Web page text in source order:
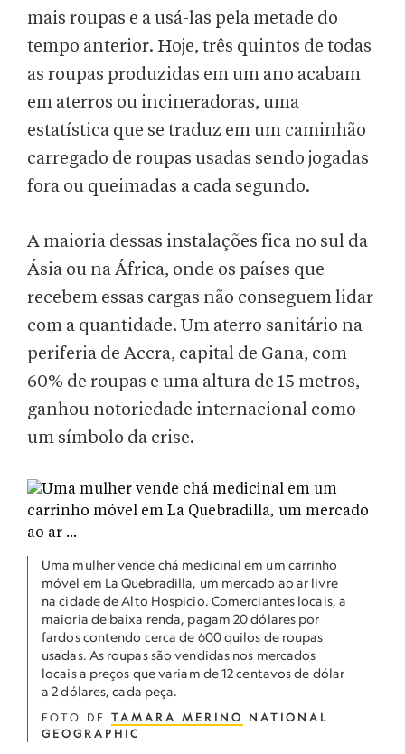
mais roupas e a usá-las pela metade do
tempo anterior. Hoje, três quintos de todas
as roupas produzidas em um ano acabam
em aterros ou incineradoras, uma
estatística que se traduz em um caminhão
carregado de roupas usadas sendo jogadas
fora ou queimadas a cada segundo.
A maioria dessas instalações fica no sul da
Ásia ou na África, onde os países que
recebem essas cargas não conseguem lidar
com a quantidade. Um aterro sanitário na
periferia de Accra, capital de Gana, com
60% de roupas e uma altura de 15 metros,
ganhou notoriedade internacional como
um símbolo da crise.
Uma mulher vende chá medicinal em um carrinho
móvel em La Quebradilla, um mercado ao ar livre
na cidade de Alto Hospicio. Comerciantes locais, a
maioria de baixa renda, pagam 20 dólares por
fardos contendo cerca de 600 quilos de roupas
usadas. As roupas são vendidas nos mercados
locais a preços que variam de 12 centavos de dólar
a 2 dólares, cada peça.
FOTO DE TAMARA MERINO
NATIONAL
GEOGRAPHIC